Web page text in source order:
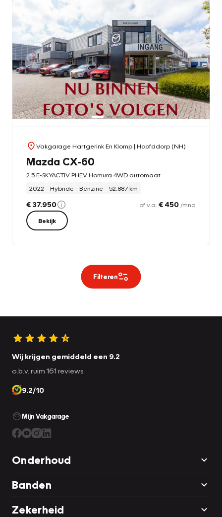
Vakgarage Hartgerink En Klomp| Hoofddorp (NH)
Mazda CX-60
2.5 E-SKYACTIV PHEV Homura 4WD automaat
2022
Hybride - Benzine 52.887 km
€ 37.950 of v.a. € 450 /mnd
Bekijk
Filteren
Wij krijgen gemiddeld een 9.2
o.b.v. ruim 161 reviews
9.2/10
Mijn Vakgarage
Onderhoud
Banden
Zekerheid